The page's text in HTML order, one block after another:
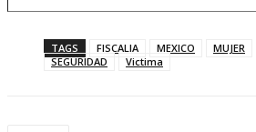
TAGS FISCALIA MEXICO MUJER
SEGURIDAD
Victima